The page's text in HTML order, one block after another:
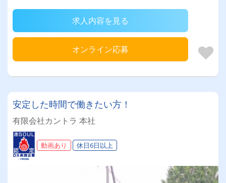
求人内容を見る
オンライン応募
安定した時間で働きたい方！
有限会社カントラ 本社
動画あり 休日6日以上